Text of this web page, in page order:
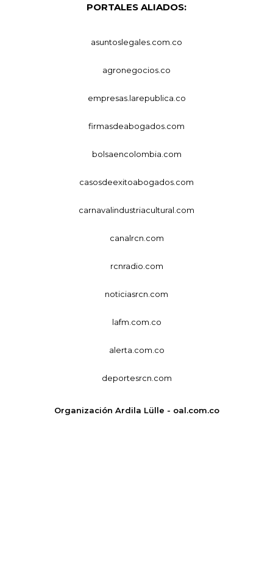
PORTALES ALIADOS:
asuntoslegales.com.co
agronegocios.co
empresas.larepublica.co
firmasdeabogados.com
bolsaencolombia.com
casosdeexitoabogados.com
carnavalindustriacultural.com
canalrcn.com
rcnradio.com
noticiasrcn.com
lafm.com.co
alerta.com.co
deportesrcn.com
Organización Ardila Lülle - oal.com.co